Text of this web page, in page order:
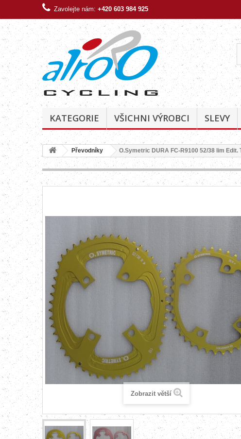
Zavolejte nám: +420 603 984 925
KATEGORIE VŠICHNI VÝROBCI SLEVY
Převodníky O.Symetric DURA FC-R9100 52/38 lim Edit.
Zobrazit větší